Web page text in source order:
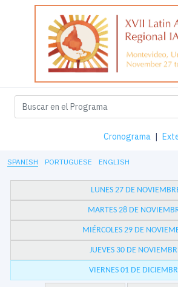
Cronograma |
SPANISH PORTUGUESE ENGLISH
LUNES 27 DE
MARTES 28 DE
MIÉRCOLES 29 DE
JUEVES 30 DE
VIERNES 01 DE